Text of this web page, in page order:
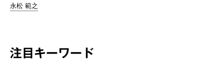
永松 範之
注目キーワード